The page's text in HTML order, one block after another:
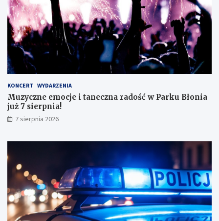
d
o
s
k
o
n
a
ł
m
i
w
y
k
a
m
o
!
KONCERT WYDARZENIA
Muzyczne emocje i taneczna radość w Parku Błonia
już 7 sierpnia!
7 sierpnia 2026